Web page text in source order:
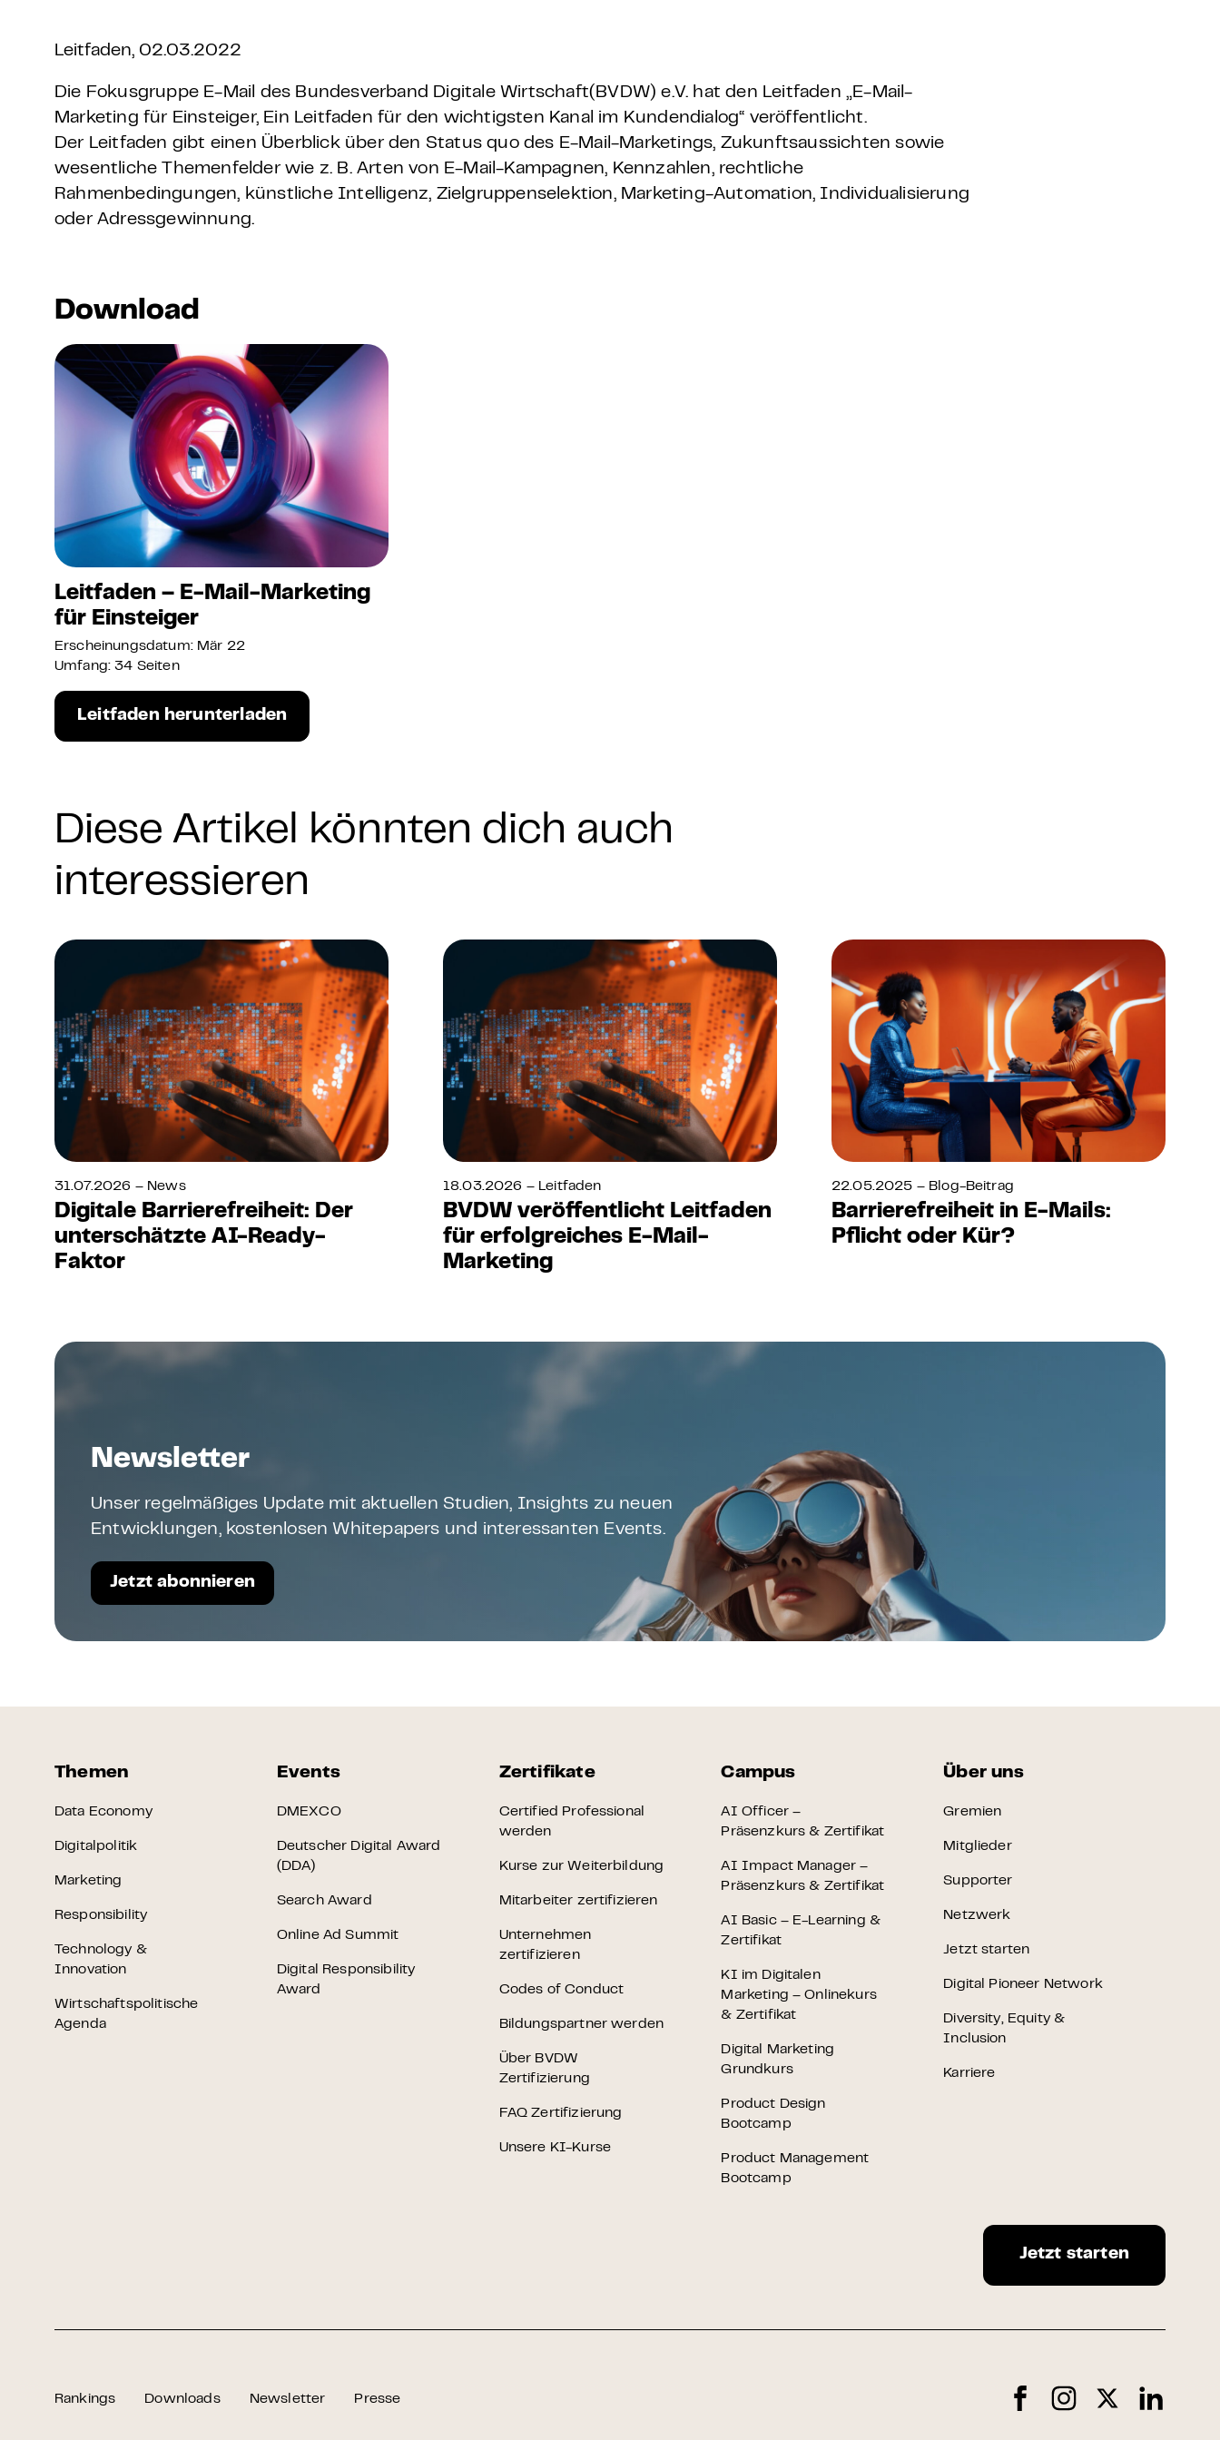
Product Design Bootcamp
Product Management Bootcamp
Leitfaden, 02.03.2022
Die Fokusgruppe E-Mail des Bundesverband Digitale Wirtschaft(BVDW) e.V. hat den Leitfaden „E-Mail-
Marketing für Einsteiger, Ein Leitfaden für den wichtigsten Kanal im Kundendialog“ veröffentlicht.
Der Leitfaden gibt einen Überblick über den Status quo des E-Mail-Marketings, Zukunftsaussichten sowie
wesentliche Themenfelder wie z. B. Arten von E-Mail-Kampagnen, Kennzahlen, rechtliche
Rahmenbedingungen, künstliche Intelligenz, Zielgruppenselektion, Marketing-Automation, Individualisierung
oder Adressgewinnung.
Download
Leitfaden – E-Mail-Marketing
für Einsteiger
Erscheinungsdatum: Mär 22
Umfang: 34 Seiten
Leitfaden herunterladen
Diese Artikel könnten dich auch
interessieren
31.07.2026 – News
Digitale Barrierefreiheit: Der
unterschätzte AI-Ready-
Faktor
18.03.2026 – Leitfaden
BVDW veröffentlicht Leitfaden
für erfolgreiches E-Mail-
Marketing
22.05.2025 – Blog-Beitrag
Barrierefreiheit in E-Mails:
Pflicht oder Kür?
Newsletter
Unser regelmäßiges Update mit aktuellen Studien, Insights zu neuen
Entwicklungen, kostenlosen Whitepapers und interessanten Events.
Jetzt abonnieren
Themen
Data Economy
Digitalpolitik
Marketing
Responsibility
Technology &
Innovation
Wirtschaftspolitische
Agenda
Events
DMEXCO
Deutscher Digital Award
(DDA)
Search Award
Online Ad Summit
Digital Responsibility
Award
Zertifikate
Certified Professional
werden
Kurse zur Weiterbildung
Mitarbeiter zertifizieren
Unternehmen
zertifizieren
Codes of Conduct
Bildungspartner werden
Über BVDW
Zertifizierung
FAQ Zertifizierung
Unsere KI-Kurse
Campus
AI Officer –
Präsenzkurs & Zertifikat
AI Impact Manager –
Präsenzkurs & Zertifikat
AI Basic – E-Learning &
Zertifikat
KI im Digitalen
Marketing – Onlinekurs
& Zertifikat
Digital Marketing
Grundkurs
Product Design
Bootcamp
Product Management
Bootcamp
Über uns
Gremien
Mitglieder
Supporter
Netzwerk
Jetzt starten
Digital Pioneer Network
Diversity, Equity &
Inclusion
Karriere
Jetzt starten
Rankings Downloads Newsletter Presse